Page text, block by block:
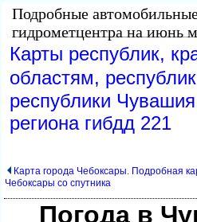
Подробные
идрометцентра на июнь
Карты республик,
областям,
республики
региона гибдд 221
Карта города Чебоксары. Подробная
Чебоксары со спутника
Погода в